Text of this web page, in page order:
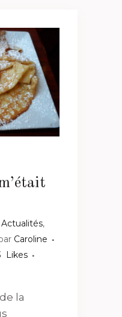
Actualités,
Caroline
Likes
la